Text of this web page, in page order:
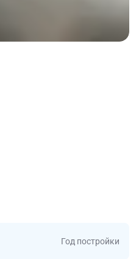
Год постройки